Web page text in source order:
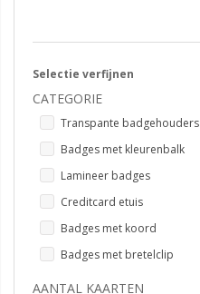
Selectie verfijnen
CATEGORIE
Transpante badgehouders
Badges met kleurenbalk
Lamineer badges
Creditcard etuis
Badges met koord
Badges met bretelclip
AANTAL KAARTEN